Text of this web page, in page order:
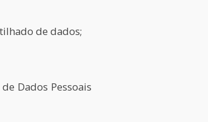
de dados;
Dados Pessoais